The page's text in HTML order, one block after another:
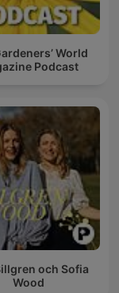
World
Podcast
och Sofia
Wood